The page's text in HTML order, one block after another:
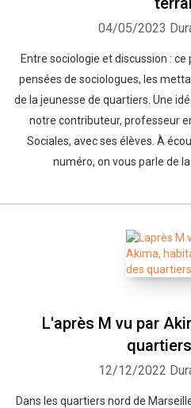
04/05/2023
Entre sociologie et discussion :
pensées de sociologues, les
de la jeunesse de quartiers. Une
notre contributeur, professeur
Sociales, avec ses élèves. À
numéro, on vous parle de
L'après M vu par
12/12/2022
Dans les quartiers nord de